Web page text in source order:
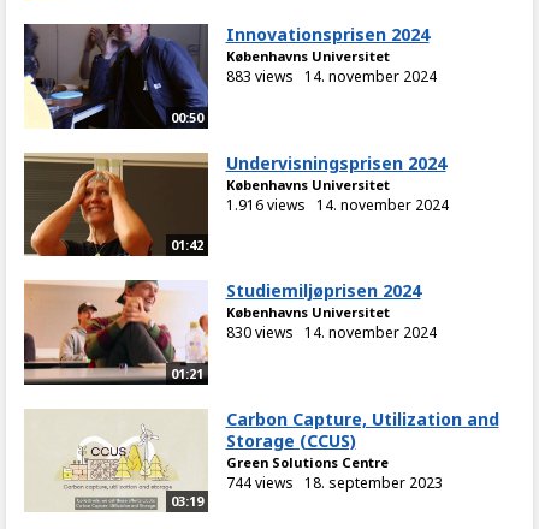
00:50
Innovationsprisen 2024
Københavns Universitet
883 views 14. november 2024
01:42
Undervisningsprisen 2024
Københavns Universitet
1.916 views 14. november 2024
01:21
Studiemiljøprisen 2024
Københavns Universitet
830 views 14. november 2024
03:19
Carbon Capture, Utilization and
Storage (CCUS)
Green Solutions Centre
744 views 18. september 2023